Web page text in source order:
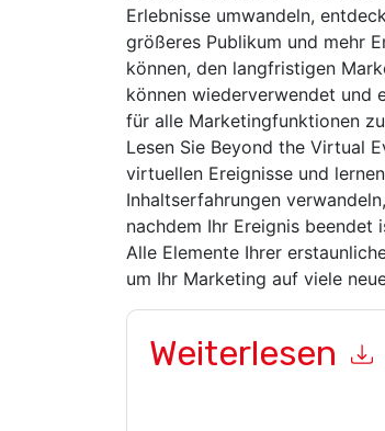
Erlebnisse umwandeln,
größeres Publikum und mehr
können, den langfristigen
können wiederverwendet und
für alle Marketingfunktionen
Lesen Sie Beyond the Virtual
virtuellen Ereignisse und
Inhaltserfahrungen
nachdem Ihr Ereignis beendet
Alle Elemente Ihrer
um Ihr Marketing auf viele
Weiterlesen